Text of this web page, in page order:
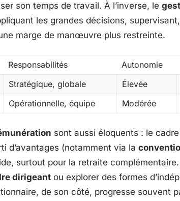
son temps de travail. À l’inverse, le
les grandes décisions,
marge de manœuvre plus restreinte.
Responsabilités Autonomie
Stratégique, globale Élevée
Opérationnelle, équipe Modérée
sont aussi éloquents : le
d’avantages (notamment via la
surtout pour la retraite
dirigeant ou explorer des formes
de son côté, progresse souvent